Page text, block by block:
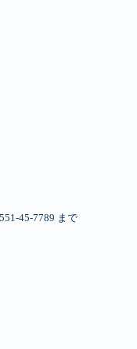
45-7789 まで